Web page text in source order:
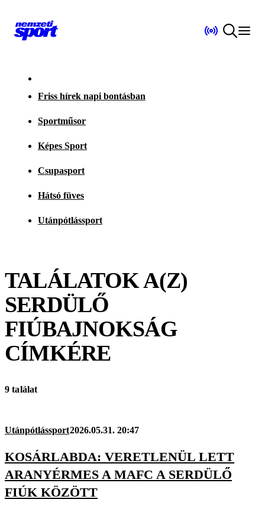
Friss hírek napi bontásban
Sportműsor
Képes Sport
Csupasport
Hátsó füves
Utánpótlássport
TALÁLATOK A(Z)
SERDÜLŐ
FIÚBAJNOKSÁG
CÍMKÉRE
9 találat
Utánpótlássport2026.05.31. 20:47
KOSÁRLABDA: VERETLENÜL LETT
ARANYÉRMES A MAFC A SERDÜLŐ
FIÚK KÖZÖTT